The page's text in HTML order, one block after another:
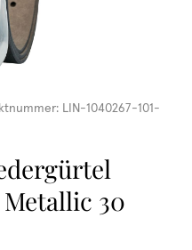
LIN-1040267-101-
30